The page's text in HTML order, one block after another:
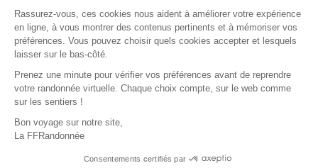
Protection des données
Politique de confidentialité
Rassurez-vous, ces cookies nous aident à améliorer votre expérience
en ligne, à vous montrer des contenus pertinents et à mémoriser vos
préférences. Vous pouvez choisir quels cookies accepter et lesquels
laisser sur le bas-côté.
Prenez une minute pour vérifier vos préférences avant de reprendre
votre randonnée virtuelle. Chaque choix compte, sur le web comme
sur les sentiers !
Bon voyage sur notre site,
La FFRandonnée
Consentements certifiés par